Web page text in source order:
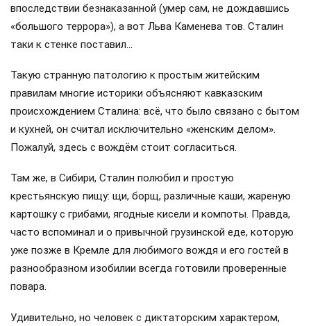
впоследствии безнаказанной (умер сам, не дождавшись
«большого террора»), а вот Льва Каменева тов. Сталин
таки к стенке поставил…
Такую странную патологию к простым житейским
правилам многие историки объясняют кавказским
происхождением Сталина: всё, что было связано с бытом
и кухней, он считал исключительно «женским делом».
Пожалуй, здесь с вождём стоит согласиться.
Там же, в Сибири, Сталин полюбил и простую
крестьянскую пищу: щи, борщ, различные каши, жареную
картошку с грибами, ягодные кисели и компоты. Правда,
часто вспоминал и о привычной грузинской еде, которую
уже позже в Кремле для любимого вождя и его гостей в
разнообразном изобилии всегда готовили проверенные
повара.
Удивительно, но человек с диктаторским характером,